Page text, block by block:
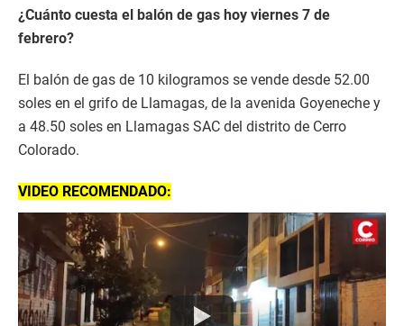
¿Cuánto cuesta el balón de gas hoy viernes 7 de
febrero?
El balón de gas de 10 kilogramos se vende desde 52.00
soles en el grifo de Llamagas, de la avenida Goyeneche y
a 48.50 soles en Llamagas SAC del distrito de Cerro
Colorado.
VIDEO RECOMENDADO: